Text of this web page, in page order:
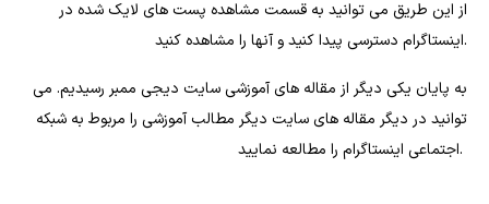
از این طریق می توانید به قسمت مشاهده پست های لایک شده در
اینستاگرام دسترسی پیدا کنید و آنها را مشاهده کنید.
به پایان یکی دیگر از مقاله های آموزشی سایت دیجی ممبر رسیدیم. می
توانید در دیگر مقاله های سایت دیگر مطالب آموزشی را مربوط به شبکه
اجتماعی اینستاگرام را مطالعه نمایید.